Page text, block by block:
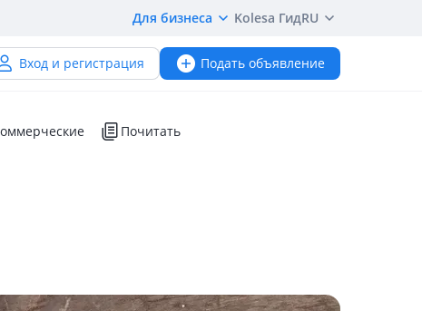
Для бизнеса Kolesa ГидRU
Вход и регистрация Подать объявление
Почитать